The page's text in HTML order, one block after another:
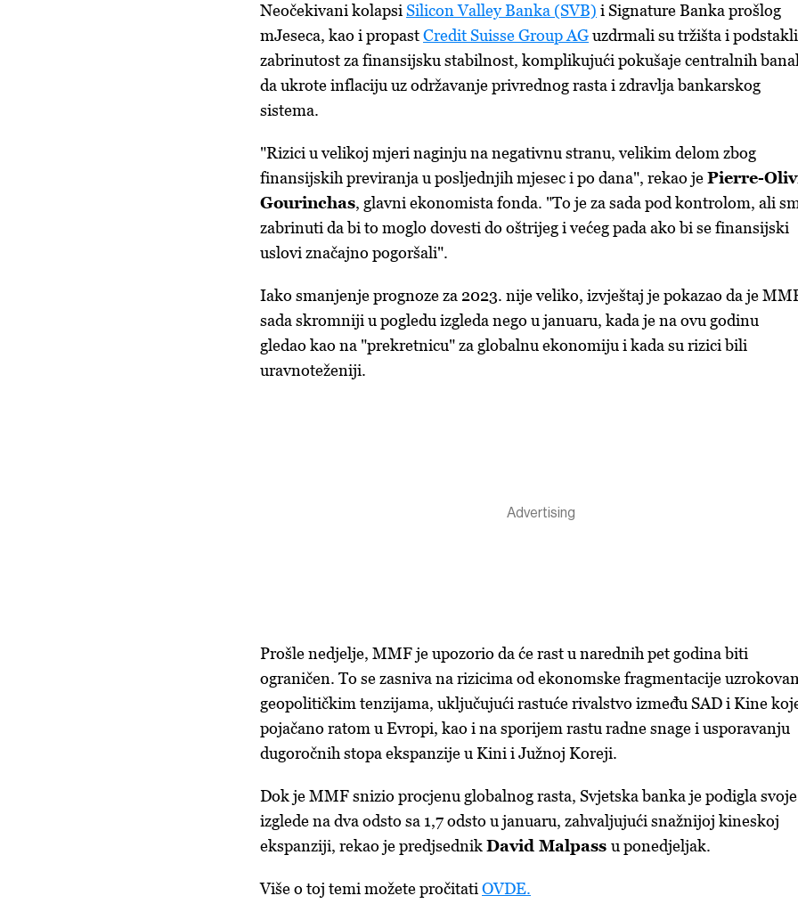
Neočekivani kolapsi Silicon Valley Banka (SVB) i Signature Banka prošlog
mJeseca, kao i propastCredit Suisse Group AGuzdrmali su tržišta i podstakli
zabrinutost za finansijsku stabilnost, komplikujući pokušaje centralnih
da ukrote inflaciju uz održavanje privrednog rasta i zdravlja bankarskog
sistema.
"Rizici u velikoj mjeri naginju na negativnu stranu, velikim delom zbog
finansijskih previranja u posljednjih mjesec i po dana", rekao jePierre-
Gourinchas, glavni ekonomista fonda. "To je za sada pod kontrolom, ali
zabrinuti da bi to moglo dovesti do oštrijeg i većeg pada ako bi se finansijski
uslovi značajno pogoršali".
Iako smanjenje prognoze za 2023. nije veliko, izvještaj je pokazao da je
sada skromniji u pogledu izgleda nego u januaru, kada je na ovu godinu
gledao kao na "prekretnicu" za globalnu ekonomiju i kada su rizici bili
uravnoteženiji.
Prošle nedjelje, MMF je upozorio da će rast u narednih pet godina biti
ograničen. To se zasniva na rizicima od ekonomske fragmentacije
geopolitičkim tenzijama, uključujući rastuće rivalstvo između SAD i Kine
pojačano ratom u Evropi, kao i na sporijem rastu radne snage i usporavanju
dugoročnih stopa ekspanzije u Kini i Južnoj Koreji.
Dok je MMF snizio procjenu globalnog rasta, Svjetska banka je podigla svoje
izglede na dva odsto sa 1,7 odsto u januaru, zahvaljujući snažnijoj kineskoj
ekspanziji, rekao je predjsednikDavid Malpass u ponedjeljak.
Više o toj temi možete pročitati OVDE.